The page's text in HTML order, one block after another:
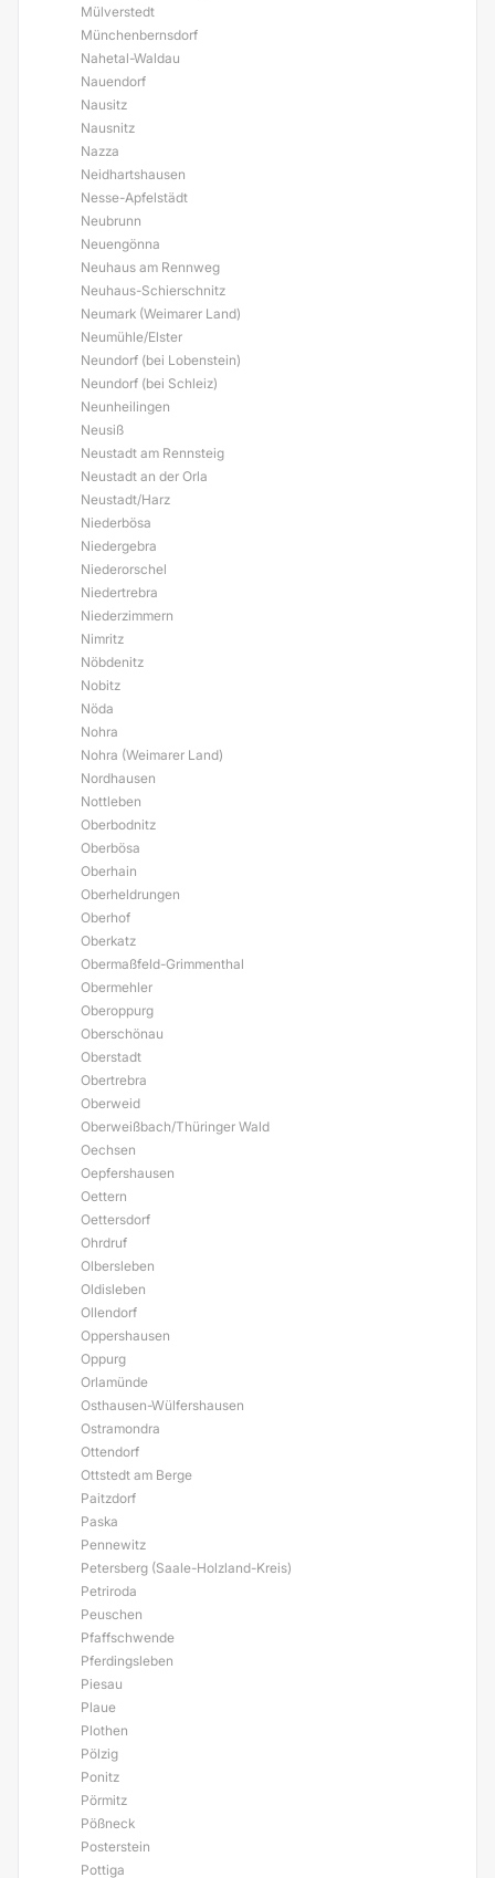
Mülverstedt
Münchenbernsdorf
Nahetal-Waldau
Nauendorf
Nausitz
Nausnitz
Nazza
Neidhartshausen
Nesse-Apfelstädt
Neubrunn
Neuengönna
Neuhaus am Rennweg
Neuhaus-Schierschnitz
Neumark (Weimarer Land)
Neumühle/Elster
Neundorf (bei Lobenstein)
Neundorf (bei Schleiz)
Neunheilingen
Neusiß
Neustadt am Rennsteig
Neustadt an der Orla
Neustadt/Harz
Niederbösa
Niedergebra
Niederorschel
Niedertrebra
Niederzimmern
Nimritz
Nöbdenitz
Nobitz
Nöda
Nohra
Nohra (Weimarer Land)
Nordhausen
Nottleben
Oberbodnitz
Oberbösa
Oberhain
Oberheldrungen
Oberhof
Oberkatz
Obermaßfeld-Grimmenthal
Obermehler
Oberoppurg
Oberschönau
Oberstadt
Obertrebra
Oberweid
Oberweißbach/Thüringer Wald
Oechsen
Oepfershausen
Oettern
Oettersdorf
Ohrdruf
Olbersleben
Oldisleben
Ollendorf
Oppershausen
Oppurg
Orlamünde
Osthausen-Wülfershausen
Ostramondra
Ottendorf
Ottstedt am Berge
Paitzdorf
Paska
Pennewitz
Petersberg (Saale-Holzland-Kreis)
Petriroda
Peuschen
Pfaffschwende
Pferdingsleben
Piesau
Plaue
Plothen
Pölzig
Ponitz
Pörmitz
Pößneck
Posterstein
Pottiga